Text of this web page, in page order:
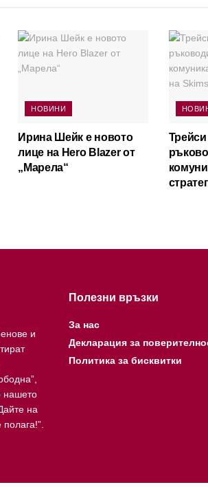
НОВИНИ
Ирина Шейк е новото
лице на Hero Blazer от
„Марела“
и
нашето
на
Полезни връзки
За нас
Декларация за
Политика за бисквитки